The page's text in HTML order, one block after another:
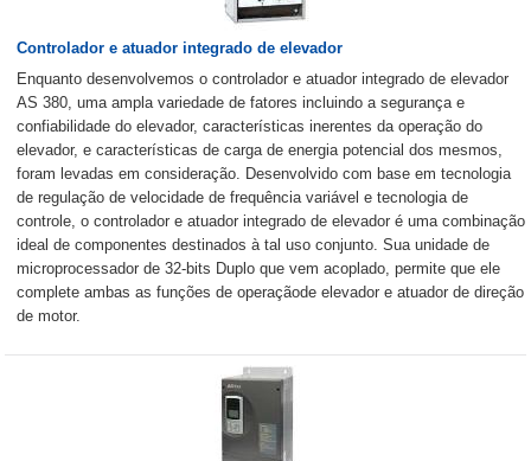
Controlador e atuador integrado de elevador
Enquanto desenvolvemos o controlador e atuador integrado de elevador
AS 380, uma ampla variedade de fatores incluindo a segurança e
confiabilidade do elevador, características inerentes da operação do
elevador, e características de carga de energia potencial dos mesmos,
foram levadas em consideração. Desenvolvido com base em tecnologia
de regulação de velocidade de frequência variável e tecnologia de
controle, o controlador e atuador integrado de elevador é uma combinação
ideal de componentes destinados à tal uso conjunto. Sua unidade de
microprocessador de 32-bits Duplo que vem acoplado, permite que ele
complete ambas as funções de operaçãode elevador e atuador de direção
de motor.